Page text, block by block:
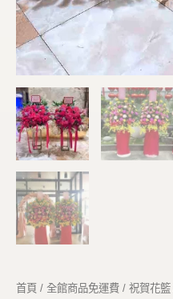
首頁 / 全館商品免運費 / 祝賀花籃